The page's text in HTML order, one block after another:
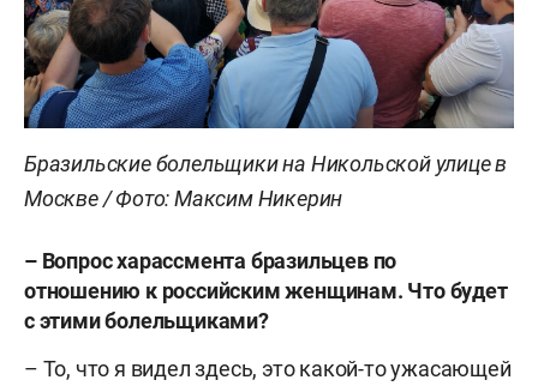
Бразильские болельщики на Никольской улице в
Москве / Фото: Максим Никерин
– Вопрос харассмента бразильцев по
отношению к российским женщинам. Что будет
с этими болельщиками?
– То, что я видел здесь, это какой-то ужасающей